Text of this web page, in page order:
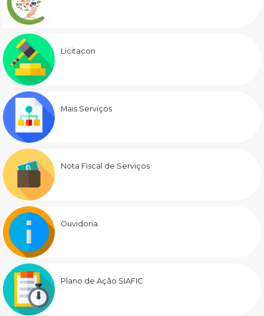
Licitacon
Mais Serviços
Nota Fiscal de Serviços
Ouvidoria
Plano de Ação SIAFIC